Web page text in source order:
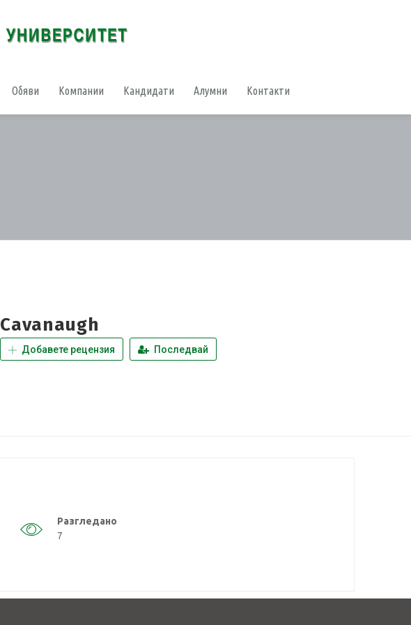
Обяви Компании Кандидати Алумни Контакти
Cavanaugh
Добавете рецензия Последвай
Разгледано
7